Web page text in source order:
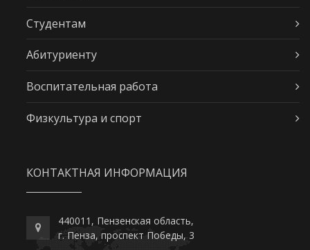
Студентам
Абитуриенту
Воспитательная работа
Физкультура и спорт
КОНТАКТНАЯ ИНФОРМАЦИЯ
440011, Пензенская область,
г. Пенза, проспект Победы, 3